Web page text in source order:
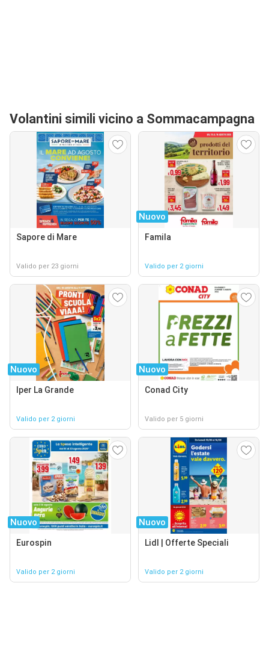
Volantini simili vicino a Sommacampagna
Sapore di Mare
Valido per 23 giorni
Nuovo
Famila
Valido per 2 giorni
Nuovo
Iper La Grande
Valido per 2 giorni
Nuovo
Conad City
Valido per 5 giorni
Nuovo
Eurospin
Valido per 2 giorni
Nuovo
Lidl | Offerte Speciali
Valido per 2 giorni